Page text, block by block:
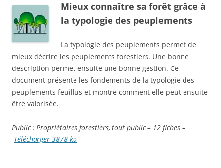
Mieux connaître sa forêt grâce à
la typologie des peuplements
La typologie des peuplements permet de
mieux décrire les peuplements forestiers. Une bonne
description permet ensuite une bonne gestion. Ce
document présente les fondements de la typologie des
peuplements feuillus et montre comment elle peut ensuite
être valorisée.
Public : Propriétaires forestiers, tout public – 12 fiches –
Télécharger 3878 ko